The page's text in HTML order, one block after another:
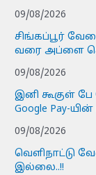
09/08/2026
சிங்கப்பூர்
வரை அப்ளை
09/08/2026
இனி கூகுள்
Google Pay-யின்
09/08/2026
வெளிநாட்டு
இல்லை..!!